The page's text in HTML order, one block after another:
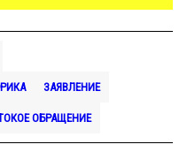
ЗАЯВЛЕНИЕ
ОБРАЩЕНИЕ